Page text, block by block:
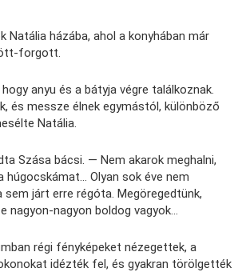
Natália házába, ahol a konyhában már
forgott.
anyu és a bátyja végre találkoznak.
és messze élnek egymástól, különböző
Natália.
Szása bácsi. — Nem akarok meghalni,
húgocskámat… Olyan sok éve nem
sem járt erre régóta. Megöregedtünk,
nagyon-nagyon boldog vagyok…
régi fényképeket nézegettek, a
idézték fel, és gyakran törölgették